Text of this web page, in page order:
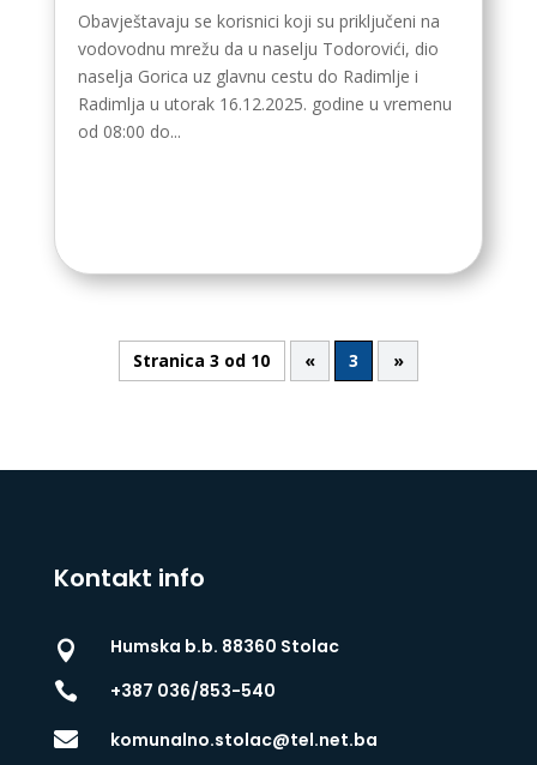
Obavještavaju se korisnici koji su priključeni na
vodovodnu mrežu da u naselju Todorovići, dio
naselja Gorica uz glavnu cestu do Radimlje i
Radimlja u utorak 16.12.2025. godine u vremenu
od 08:00 do...
Stranica 3 od 10 « 3 »
Kontakt info

Humska b.b. 88360 Stolac

+387 036/853-540
 komunalno.stolac@tel.net.ba